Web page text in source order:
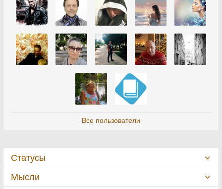
Все пользователи
Статусы
Мысли